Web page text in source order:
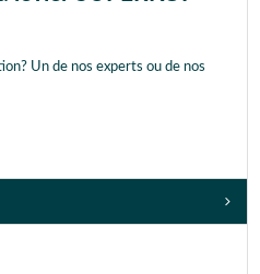
Un de nos experts ou de nos